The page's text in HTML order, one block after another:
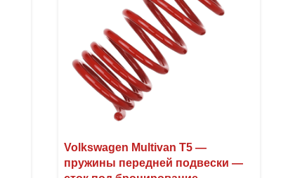
Volkswagen Multivan T5 —
пружины передней подвески —